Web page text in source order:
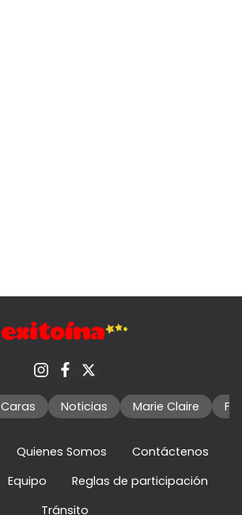
Caras Noticias Marie Claire
Quienes Somos
Contáctenos
Equipo
Reglas de participación
Tránsito